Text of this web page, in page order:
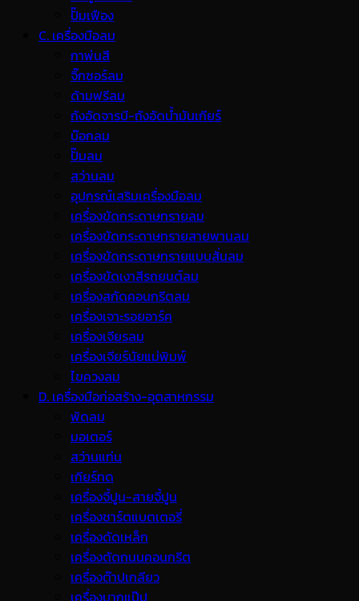
ปั๊มเฟือง
C. เครื่องมือลม
กาพ่นสี
จิ๊กซอร์ลม
ด้ามฟรีลม
ถังอัดจารบี-ถังอัดน้ำมันเกียร์
บ๊อกลม
ปั๊มลม
สว่านลม
อุปกรณ์เสริมเครื่องมือลม
เครื่องขัดกระดาษทรายลม
เครื่องขัดกระดาษทรายสายพานลม
เครื่องขัดกระดาษทรายแบบสั่นลม
เครื่องขัดเงาสีรถยนต์ลม
เครื่องสกัดคอนกรีตลม
เครื่องเจาะรอยอาร์ค
เครื่องเจียรลม
เครื่องเจียร์นัยแม่พิมพ์
ไขควงลม
D. เครื่องมือก่อสร้าง-อุตสาหกรรม
พ้ดลม
มอเตอร์
สว่านแท่น
เกียร์ทด
เครื่องจี้ปูน-สายจี้ปูน
เครื่องชาร์ตแบตเตอรี่
เครื่องดัดเหล็ก
เครื่องตัดถนนคอนกรีต
เครื่องต๊าปเกลียว
เครื่องบากแป๊ป